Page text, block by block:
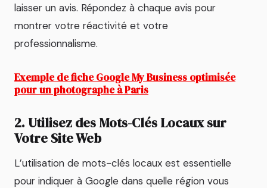
laisser un avis. Répondez à chaque avis pour
montrer votre réactivité et votre
professionnalisme.
Exemple de fiche Google My Business optimisée
pour un photographe à Paris
2. Utilisez des Mots-Clés Locaux sur
Votre Site Web
L’utilisation de mots-clés locaux est essentielle
pour indiquer à Google dans quelle région vous